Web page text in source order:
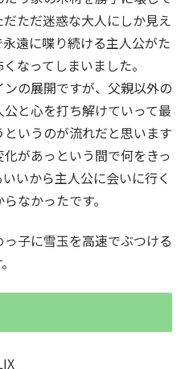
ただ迷惑な大人にしか見え
遠に喋り続ける主人公がた
なってしまいました。
の展開ですが、父親以外の
と心を打ち解けていって最
いうのが流れだと思います
があっという間で何をきっ
いから主人公に会いに行く
なかったです。
子に雪玉を高速でぶつける